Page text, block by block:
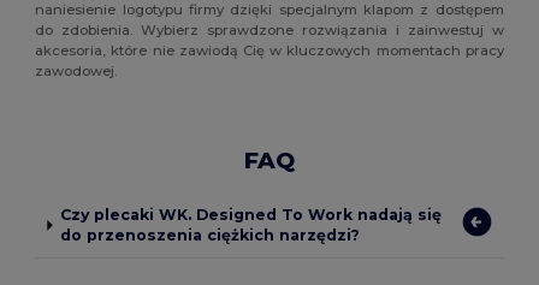
naniesienie logotypu firmy dzięki specjalnym klapom z dostępem
do zdobienia. Wybierz sprawdzone rozwiązania i zainwestuj w
akcesoria, które nie zawiodą Cię w kluczowych momentach pracy
zawodowej.
FAQ
Czy plecaki WK. Designed To Work nadają się
do przenoszenia ciężkich narzędzi?